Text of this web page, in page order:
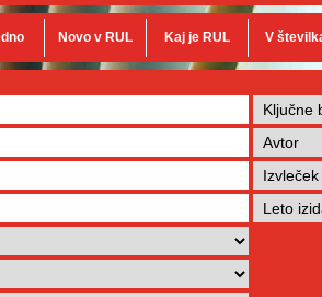
Novo v RUL Kaj je RUL V